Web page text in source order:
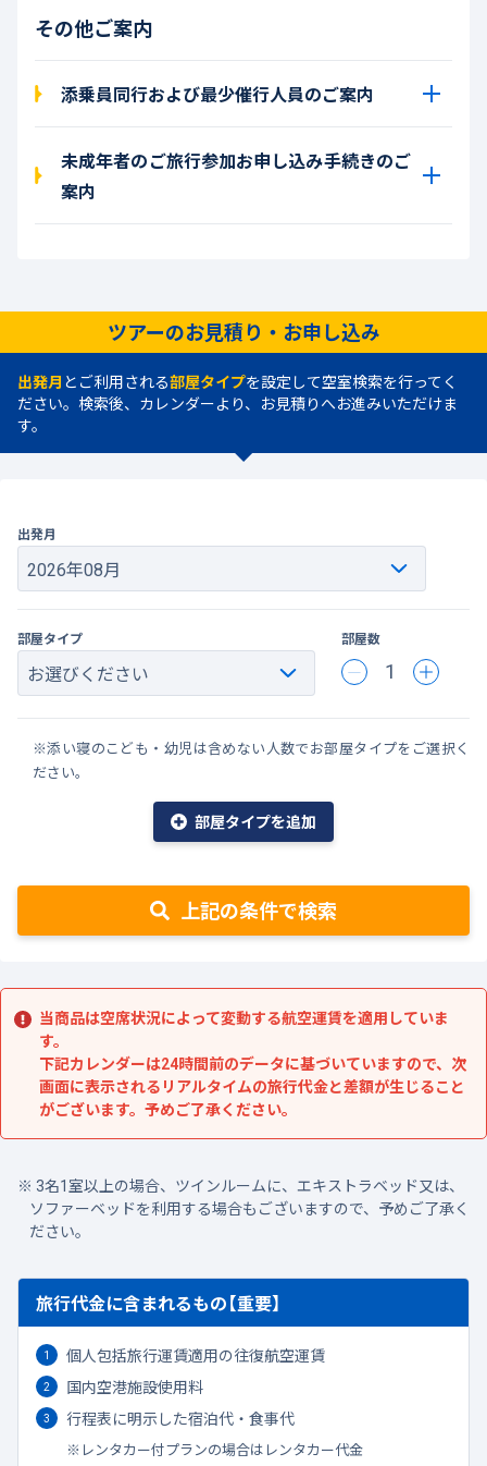
その他ご案内
添乗員同行および最少催行人員のご案内
未成年者のご旅行参加お申し込み手続きのご
案内
ツアーのお見積り・お申し込み
出発月 とご利用される部屋タイプを設定して空室検索を行ってく
ださい。検索後、カレンダーより、お見積りへお進みいただけま
す。
出発月
部屋タイプ 部屋数
1
※添い寝のこども・幼児は含めない人数でお部屋タイプをご選択く
ださい。
部屋タイプを追加
上記の条件で検索
当商品は空席状況によって変動する航空運賃を適用していま
す。
下記カレンダーは24時間前のデータに基づいていますので、次
画面に表示されるリアルタイムの旅行代金と差額が生じること
がございます。予めご了承ください。
3名1室以上の場合、ツインルームに、エキストラベッド又は、
ソファーベッドを利用する場合もございますので、予めご了承く
ださい。
旅行代金に含まれるもの【重要】
個人包括旅行運賃適用の往復航空運賃
国内空港施設使用料
行程表に明示した宿泊代・食事代
レンタカー付プランの場合はレンタカー代金